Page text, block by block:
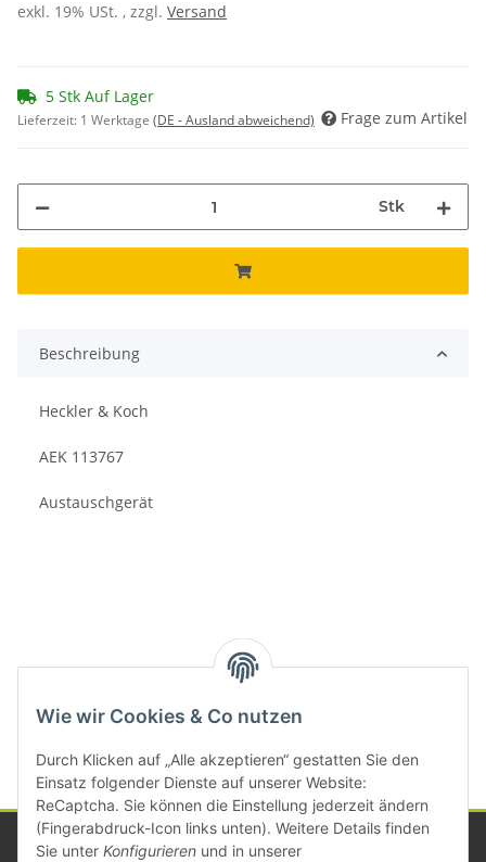
Wie wir Cookies & Co nutzen
Durch Klicken auf „Alle akzeptieren“ gestatten Sie den
Einsatz folgender Dienste auf unserer Website:
ReCaptcha. Sie können die Einstellung jederzeit ändern
(Fingerabdruck-Icon links unten). Weitere Details finden
Sie unter Konfigurieren und in unserer
exkl. 19% USt. , zzgl. Versand
5 Stk Auf Lager
Lieferzeit: 1 Werktage (DE - Ausland abweichend) Frage zum Artikel
Stk
Beschreibung
Heckler & Koch
AEK 113767
Austauschgerät
Kategorien